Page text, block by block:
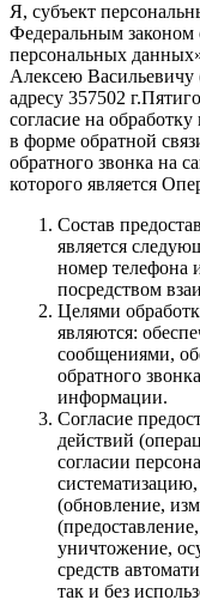
Я, субъект
Федеральным
персональных
Алексею Васильевичу
адресу 357502
согласие на
в форме обратной
обратного звонка на
которого является
Состав
является
номер телефона
посредством
Целями
являются:
сообщениями,
обратного
информации.
Согласие
действий
согласии
(обновление,
уничтожение,
средств
так и без